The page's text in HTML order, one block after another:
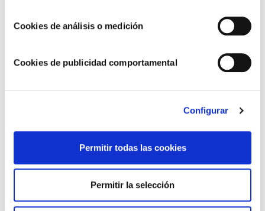
Cookies de análisis o medición
Cookies de publicidad comportamental
Configurar
Permitir todas las cookies
Permitir la selección